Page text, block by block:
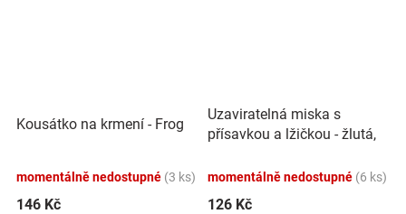
Kousátko na krmení - Frog
momentálně nedostupné (3 ks)
146 Kč
Uzaviratelná miska s
přísavkou a lžičkou - žlutá,
momentálně nedostupné (6 ks)
126 Kč